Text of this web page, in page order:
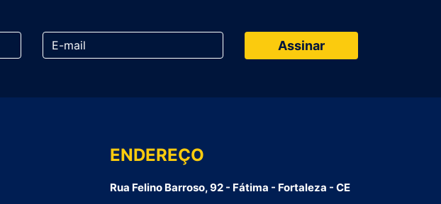
ENDEREÇO
Rua Felino Barroso, 92 - Fátima - Fortaleza - CE